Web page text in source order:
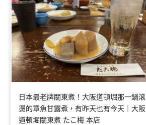
日本最老牌關東煮！大阪道頓堀那一鍋滾
燙的章魚甘露煮，有昨天也有今天｜大阪
道頓堀關東煮 たこ梅 本店